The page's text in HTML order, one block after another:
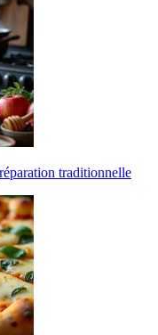
traditionnelle